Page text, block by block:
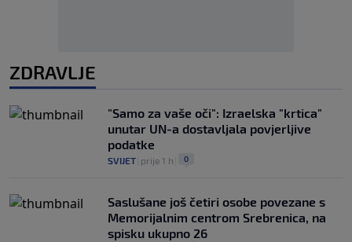
ZDRAVLJE
"Samo za vaše oči": Izraelska "krtica"
unutar UN-a dostavljala povjerljive
podatke
SVIJET prije 1 h 0
Saslušane još četiri osobe povezane s
Memorijalnim centrom Srebrenica, na
spisku ukupno 26